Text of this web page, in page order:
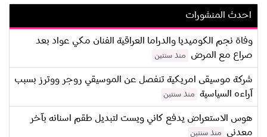
احدث المنشورات
وفاة نجم الكوميديا والدراما العراقية الفنان مكي عواد بعد
صراع مع المرض
منذ سنتين
شركة موسيقى امريكية تنفصل عن الموسيقي روجر ووترز بسبب
آراءه السياسية
منذ سنتين
هوس الاستعراض يدفع كاني ويست لتبديل طقم اسنانه بآخر
معدني
منذ سنتين